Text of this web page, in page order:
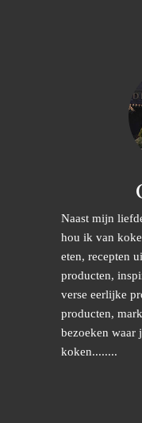
Naast mijn
hou ik van
eten, recepten
producten,
verse eerlijke
producten,
bezoeken waar
koken........